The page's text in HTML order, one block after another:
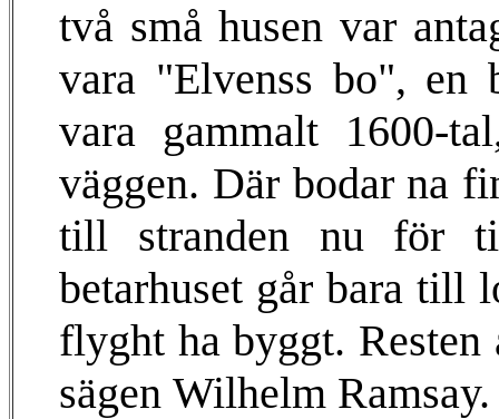
två små husen var
vara "Elvenss bo", en
vara gammalt 1600-
väggen. Där bodar na
till stranden nu för
betarhuset går bara till
flyght ha byggt.
sägen Wilhelm